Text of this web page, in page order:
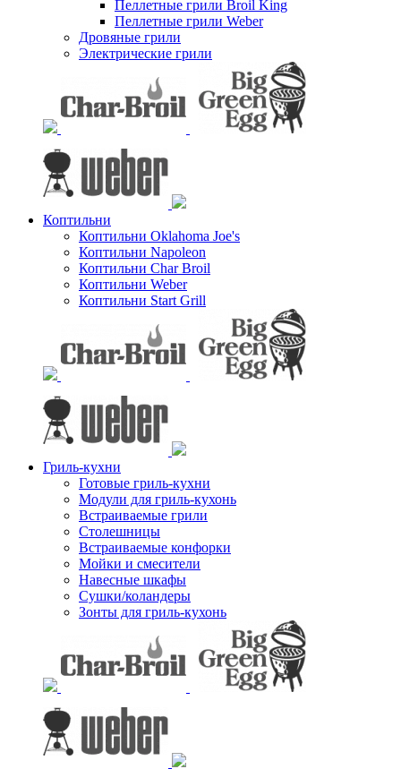
Пеллетные грили Broil King
Пеллетные грили Weber
Дровяные грили
Электрические грили
Коптильни
Коптильни Oklahoma Joe's
Коптильни Napoleon
Коптильни Char Broil
Коптильни Weber
Коптильни Start Grill
Гриль-кухни
Готовые гриль-кухни
Модули для гриль-кухонь
Встраиваемые грили
Столешницы
Встраиваемые конфорки
Мойки и смесители
Навесные шкафы
Сушки/коландеры
Зонты для гриль-кухонь